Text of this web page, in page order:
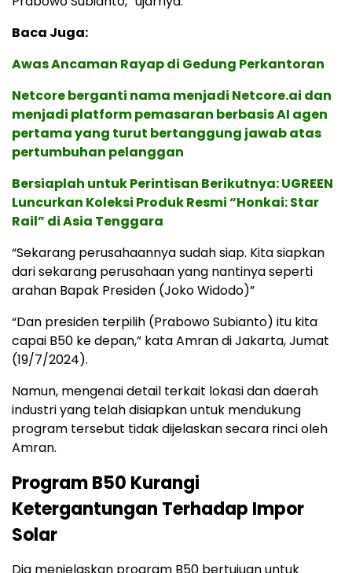
Baca Juga:
Awas Ancaman Rayap di Gedung Perkantoran
Netcore berganti nama menjadi Netcore.ai dan
menjadi platform pemasaran berbasis AI agen
pertama yang turut bertanggung jawab atas
pertumbuhan pelanggan
Bersiaplah untuk Perintisan Berikutnya: UGREEN
Luncurkan Koleksi Produk Resmi “Honkai: Star
Rail” di Asia Tenggara
“Sekarang perusahaannya sudah siap. Kita siapkan
dari sekarang perusahaan yang nantinya seperti
arahan Bapak Presiden (Joko Widodo)”
“Dan presiden terpilih (Prabowo Subianto) itu kita
capai B50 ke depan,” kata Amran di Jakarta, Jumat
(19/7/2024).
Namun, mengenai detail terkait lokasi dan daerah
industri yang telah disiapkan untuk mendukung
program tersebut tidak dijelaskan secara rinci oleh
Amran.
Program B50 Kurangi
Ketergantungan Terhadap Impor
Solar
Dia menjelaskan program B50 bertujuan untuk